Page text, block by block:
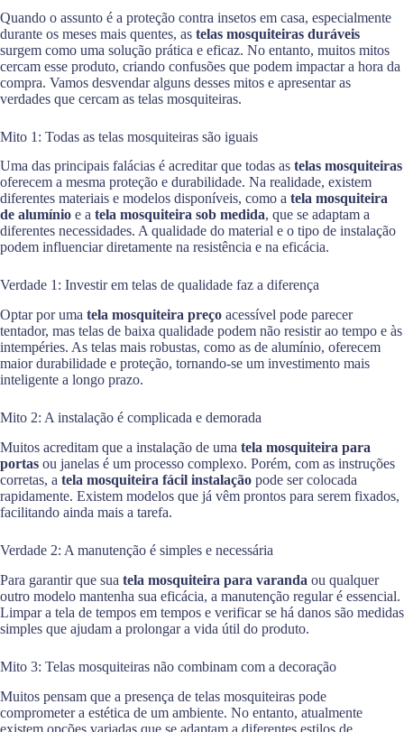
Quando o assunto é a proteção contra insetos em casa, especialmente
durante os meses mais quentes, as telas mosquiteiras duráveis
surgem como uma solução prática e eficaz. No entanto, muitos mitos
cercam esse produto, criando confusões que podem impactar a hora da
compra. Vamos desvendar alguns desses mitos e apresentar as
verdades que cercam as telas mosquiteiras.
Mito 1: Todas as telas mosquiteiras são iguais
Uma das principais falácias é acreditar que todas as telas mosquiteiras
oferecem a mesma proteção e durabilidade. Na realidade, existem
diferentes materiais e modelos disponíveis, como a tela mosquiteira
de alumínio e a tela mosquiteira sob medida, que se adaptam a
diferentes necessidades. A qualidade do material e o tipo de instalação
podem influenciar diretamente na resistência e na eficácia.
Verdade 1: Investir em telas de qualidade faz a diferença
Optar por uma tela mosquiteira preço acessível pode parecer
tentador, mas telas de baixa qualidade podem não resistir ao tempo e às
intempéries. As telas mais robustas, como as de alumínio, oferecem
maior durabilidade e proteção, tornando-se um investimento mais
inteligente a longo prazo.
Mito 2: A instalação é complicada e demorada
Muitos acreditam que a instalação de uma tela mosquiteira para
portas ou janelas é um processo complexo. Porém, com as instruções
corretas, a tela mosquiteira fácil instalação pode ser colocada
rapidamente. Existem modelos que já vêm prontos para serem fixados,
facilitando ainda mais a tarefa.
Verdade 2: A manutenção é simples e necessária
Para garantir que sua tela mosquiteira para varanda ou qualquer
outro modelo mantenha sua eficácia, a manutenção regular é essencial.
Limpar a tela de tempos em tempos e verificar se há danos são medidas
simples que ajudam a prolongar a vida útil do produto.
Mito 3: Telas mosquiteiras não combinam com a decoração
Muitos pensam que a presença de telas mosquiteiras pode
comprometer a estética de um ambiente. No entanto, atualmente
existem opções variadas que se adaptam a diferentes estilos de